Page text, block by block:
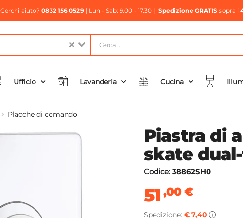
Cerchi aiuto?0832 156 0529| Lun - Sab: 9.00 - 17.30 | Spedizione GRATIS sopra i
Ufficio Lavanderia Cucina
Placche di comando
Piastra di
skate
Codice: 38862SH0
51,00€
Spedizione: € 7,40